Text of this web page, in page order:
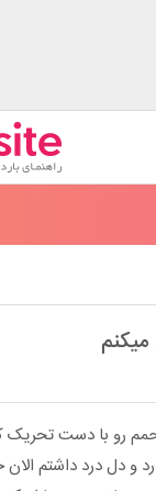
رحمم رو با دست
و دل درد داشتم